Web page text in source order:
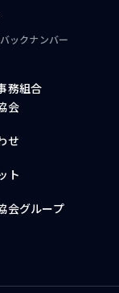
バックナンバー
務組合
会
せ
ト
会グループ